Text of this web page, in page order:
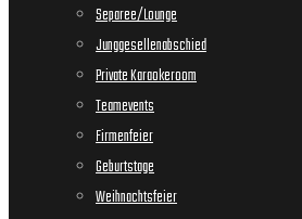
Separee/Lounge
Junggesellenabschied
Private Karaokeroom
Teamevents
Firmenfeier
Geburtstage
Weihnachtsfeier